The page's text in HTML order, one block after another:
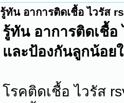
รู้ทัน อาการติดเชื้อ ไวรัส
รู้ทัน อาการติดเชื้อ
และป้องกันลูกน้อย
โรคติดเชื้อ ไวรัส